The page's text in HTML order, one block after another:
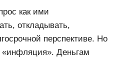
как ими
откладывать,
перспективе. Но
«инфляция». Деньгам